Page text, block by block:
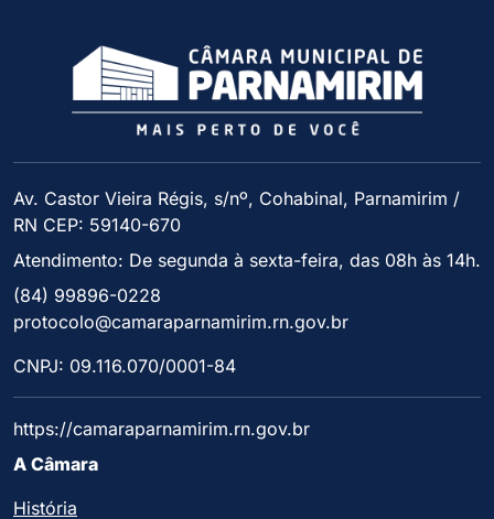
Av. Castor Vieira Régis, s/nº, Cohabinal, Parnamirim /
RN CEP: 59140-670
Atendimento: De segunda à sexta-feira, das 08h às 14h.
(84) 99896-0228
protocolo@camaraparnamirim.rn.gov.br
CNPJ: 09.116.070/0001-84
https://camaraparnamirim.rn.gov.br
A Câmara
História